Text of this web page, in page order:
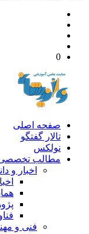
صفحه اصلی
تالار گفتگو
نولکس
مطالب تخصصی
اخبار و
اخبار
همایش
پژوهش
فنی و